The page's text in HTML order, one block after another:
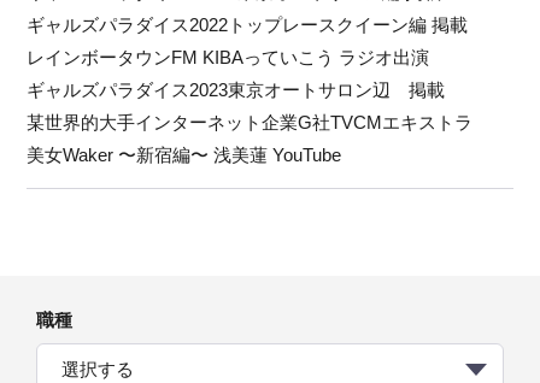
ギャルズパラダイス2022トップレースクイーン編 掲載
レインボータウンFM KIBAっていこう ラジオ出演
ギャルズパラダイス2023東京オートサロン辺 掲載
某世界的大手インターネット企業G社TVCMエキストラ
美女Waker 〜新宿編〜 浅美蓮 YouTube
職種
選択する